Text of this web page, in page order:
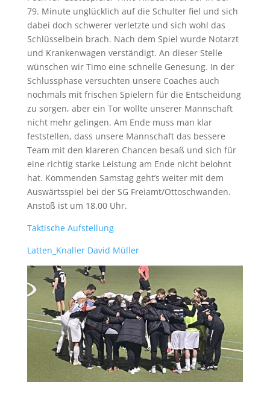
79. Minute unglücklich auf die Schulter fiel und sich
dabei doch schwerer verletzte und sich wohl das
Schlüsselbein brach. Nach dem Spiel wurde Notarzt
und Krankenwagen verständigt. An dieser Stelle
wünschen wir Timo eine schnelle Genesung. In der
Schlussphase versuchten unsere Coaches auch
nochmals mit frischen Spielern für die Entscheidung
zu sorgen, aber ein Tor wollte unserer Mannschaft
nicht mehr gelingen. Am Ende muss man klar
feststellen, dass unsere Mannschaft das bessere
Team mit den klareren Chancen besaß und sich für
eine richtig starke Leistung am Ende nicht belohnt
hat. Kommenden Samstag geht’s weiter mit dem
Auswärtsspiel bei der SG Freiamt/Ottoschwanden.
Anstoß ist um 18.00 Uhr.
Taktische Aufstellung
Latten_Knaller David Müller